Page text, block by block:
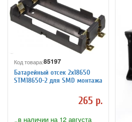
Код товара:85197
Батарейный отсек 2х18650
STM18650-2 для SMD монтажа
265 р.
в наличии на 12 августа